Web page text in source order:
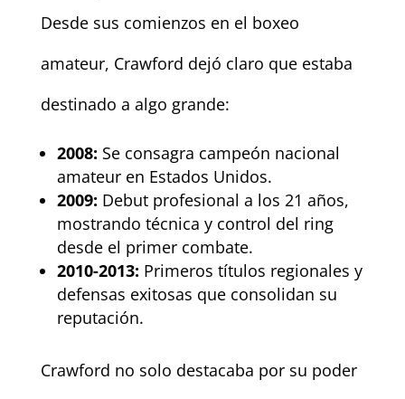
Desde sus comienzos en el boxeo
amateur, Crawford dejó claro que estaba
destinado a algo grande:
2008: Se consagra campeón nacional
amateur en Estados Unidos.
2009: Debut profesional a los 21 años,
mostrando técnica y control del ring
desde el primer combate.
2010-2013: Primeros títulos regionales y
defensas exitosas que consolidan su
reputación.
Crawford no solo destacaba por su poder